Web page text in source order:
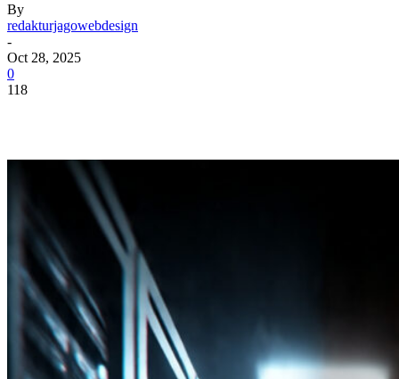
By
redakturjagowebdesign
-
Oct 28, 2025
0
118